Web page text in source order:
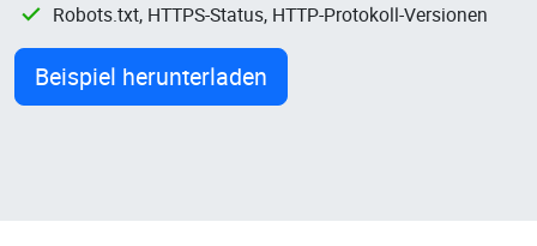
Robots.txt, HTTPS-Status, HTTP-Protokoll-Versionen
Beispiel herunterladen